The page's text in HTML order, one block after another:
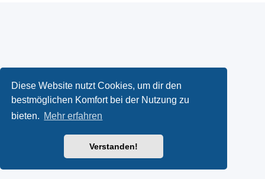
Diese Website nutzt Cookies, um dir den
bestmöglichen Komfort bei der Nutzung zu
bieten. Mehr erfahren
Verstanden!